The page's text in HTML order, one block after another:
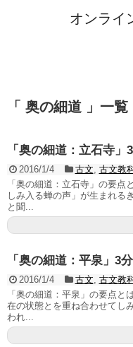
オンライ
「 奥の細道 」一覧
「奥の細道：立石寺
2016/1/4 古文 古文教
「奥の細道：立石寺」の要点
しみ入る蝉の声」が生まれる
と聞...
「奥の細道：平泉」3
2016/1/4 古文 古文教
「奥の細道：平泉」の要点と
在の状態とを重ね合わせてし
われ...